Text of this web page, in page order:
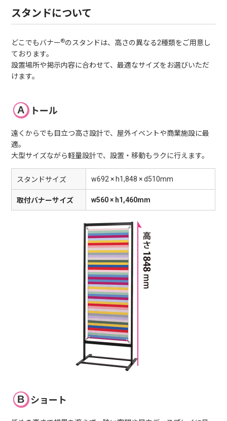
スタンドについて
どこでもバナー®のスタンドは、高さの異なる2種類をご用意し
ております。
設置場所や掲示内容に合わせて、最適なサイズをお選びいただ
けます。
トール
遠くからでも目立つ高さ設計で、屋外イベントや商業施設に最
適。
大型サイズながら軽量設計で、設置・移動もラクに行えます。
スタンドサイズ w692 × h1,848 × d510mm
取付バナーサイズ w560 × h1,460mm
ショート